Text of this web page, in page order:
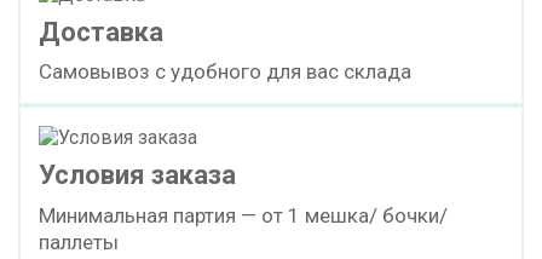
Доставка
Самовывоз с удобного для вас склада
Условия заказа
Минимальная партия — от 1 мешка/ бочки/
паллеты